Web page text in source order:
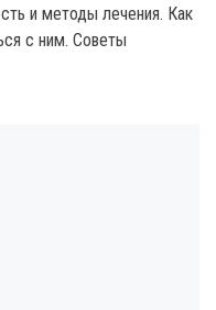
и методы лечения. Как
с ним. Советы